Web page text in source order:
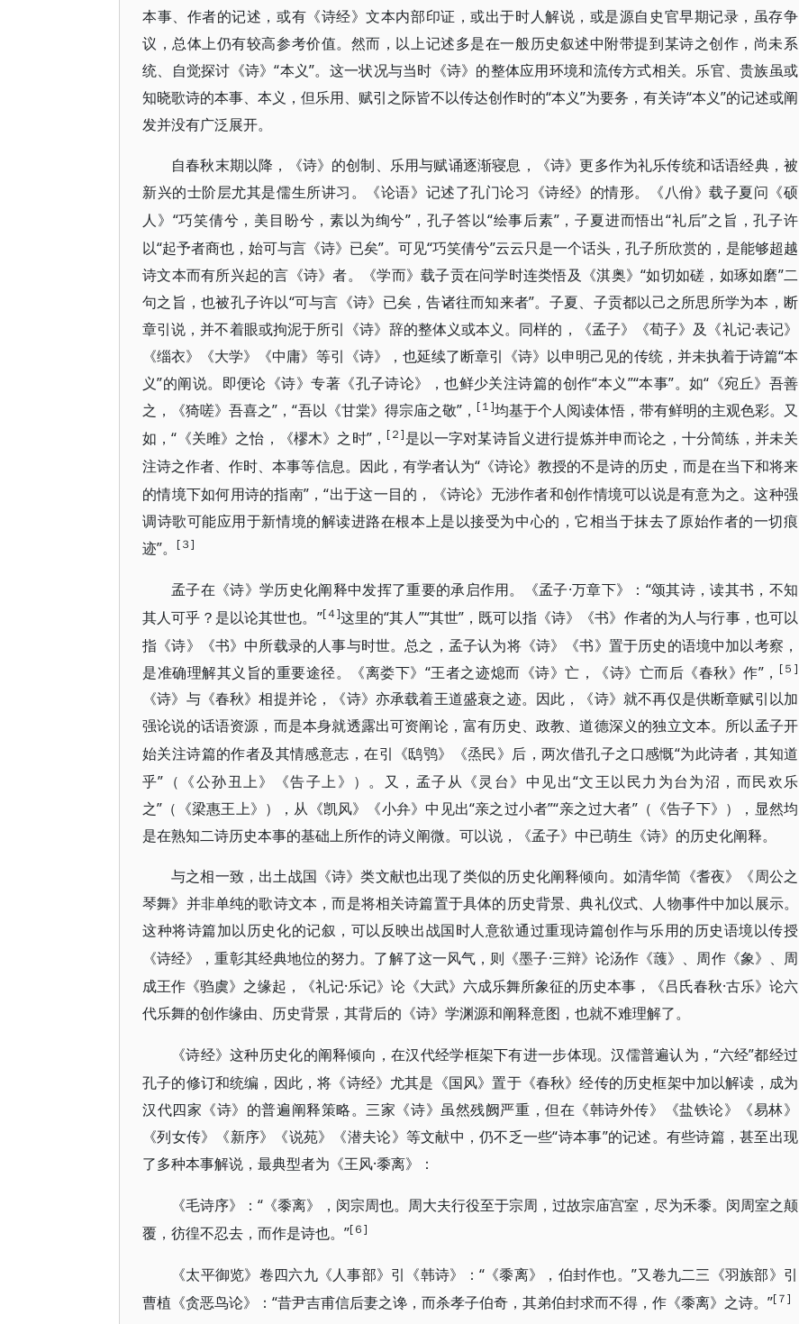
本事、作者的记述，或有《诗经》文本内部印证，或出于时人解说，或是源自史官早期记录，虽存争
议，总体上仍有较高参考价值。然而，以上记述多是在一般历史叙述中附带提到某诗之创作，尚未系
统、自觉探讨《诗》“本义”。这一状况与当时《诗》的整体应用环境和流传方式相关。乐官、贵族虽或
知晓歌诗的本事、本义，但乐用、赋引之际皆不以传达创作时的“本义”为要务，有关诗“本义”的记述或阐
发并没有广泛展开。
自春秋末期以降，《诗》的创制、乐用与赋诵逐渐寝息，《诗》更多作为礼乐传统和话语经典，被
新兴的士阶层尤其是儒生所讲习。《论语》记述了孔门论习《诗经》的情形。《八佾》载子夏问《硕
人》 “巧笑倩兮，美目盼兮，素以为绚兮”，孔子答以“绘事后素”，子夏进而悟出“礼后”之旨，孔子许
以“起予者商也，始可与言《诗》已矣”。可见“巧笑倩兮”云云只是一个话头，孔子所欣赏的，是能够超越
诗文本而有所兴起的言《诗》者。《学而》载子贡在问学时连类悟及《淇奥》“如切如磋，如琢如磨”二
句之旨，也被孔子许以“可与言《诗》已矣，告诸往而知来者”。子夏、子贡都以己之所思所学为本，断
章引说，并不着眼或拘泥于所引《诗》辞的整体义或本义。同样的，《孟子》《荀子》及《礼记·表记》
《缁衣》《大学》《中庸》等引《诗》，也延续了断章引《诗》以申明己见的传统，并未执着于诗篇“本
义”的阐说。即便论《诗》专著《孔子诗论》，也鲜少关注诗篇的创作“本义”“本事”。如“《宛丘》吾善
之，《猗嗟》吾喜之”，“吾以《甘棠》得宗庙之敬”， [１]均基于个人阅读体悟，带有鲜明的主观色彩。又
如，“《关雎》之怡，《樛木》之时”， [２]是以一字对某诗旨义进行提炼并申而论之，十分简练，并未关
注诗之作者、作时、本事等信息。因此，有学者认为“《诗论》教授的不是诗的历史，而是在当下和将来
的情境下如何用诗的指南”，“出于这一目的，《诗论》无涉作者和创作情境可以说是有意为之。这种强
调诗歌可能应用于新情境的解读进路在根本上是以接受为中心的，它相当于抹去了原始作者的一切痕
迹”。
[３]
孟子在《诗》学历史化阐释中发挥了重要的承启作用。《孟子·万章下》：“颂其诗，读其书，不知
其人可乎？是以论其世也。”[４]这里的“其人”“其世”，既可以指《诗》《书》作者的为人与行事，也可以
指《诗》《书》中所载录的人事与时世。总之，孟子认为将《诗》《书》置于历史的语境中加以考察，
是准确理解其义旨的重要途径。《离娄下》“王者之迹熄而《诗》亡，《诗》亡而后《春秋》作”， [５]
《诗》与《春秋》相提并论，《诗》亦承载着王道盛衰之迹。因此，《诗》就不再仅是供断章赋引以加
强论说的话语资源，而是本身就透露出可资阐论，富有历史、政教、道德深义的独立文本。所以孟子开
始关注诗篇的作者及其情感意志，在引《鸱鸮》《烝民》后，两次借孔子之口感慨“为此诗者，其知道
乎”（《公孙丑上》《告子上》）。又，孟子从《灵台》中见出“文王以民力为台为沼，而民欢乐
之”（《梁惠王上》），从《凯风》《小弁》中见出“亲之过小者”“亲之过大者”（《告子下》），显然均
是在熟知二诗历史本事的基础上所作的诗义阐微。可以说，《孟子》中已萌生《诗》的历史化阐释。
与之相一致，出土战国《诗》类文献也出现了类似的历史化阐释倾向。如清华简《耆夜》《周公之
琴舞》并非单纯的歌诗文本，而是将相关诗篇置于具体的历史背景、典礼仪式、人物事件中加以展示。
这种将诗篇加以历史化的记叙，可以反映出战国时人意欲通过重现诗篇创作与乐用的历史语境以传授
《诗经》，重彰其经典地位的努力。了解了这一风气，则《墨子·三辩》论汤作《䕶》、周作《象》、周
成王作《驺虞》之缘起，《礼记·乐记》论《大武》六成乐舞所象征的历史本事，《吕氏春秋·古乐》论六
代乐舞的创作缘由、历史背景，其背后的《诗》学渊源和阐释意图，也就不难理解了。
《诗经》这种历史化的阐释倾向，在汉代经学框架下有进一步体现。汉儒普遍认为，“六经”都经过
孔子的修订和统编，因此，将《诗经》尤其是《国风》置于《春秋》经传的历史框架中加以解读，成为
汉代四家《诗》的普遍阐释策略。三家《诗》虽然残阙严重，但在《韩诗外传》《盐铁论》《易林》
《列女传》《新序》《说苑》《潜夫论》等文献中，仍不乏一些“诗本事”的记述。有些诗篇，甚至出现
了多种本事解说，最典型者为《王风·黍离》：
《毛诗序》：“《黍离》，闵宗周也。周大夫行役至于宗周，过故宗庙宫室，尽为禾黍。闵周室之颠
覆，彷徨不忍去，而作是诗也。”[６]
《太平御览》卷四六九《人事部》引《韩诗》： “《黍离》，伯封作也。”又卷九二三《羽族部》引
曹植《贪恶鸟论》：“昔尹吉甫信后妻之谗，而杀孝子伯奇，其弟伯封求而不得，作《黍离》之诗。”[７]